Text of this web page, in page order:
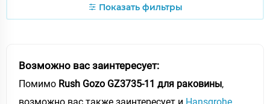
Показать фильтры
Возможно вас заинтересует:
Помимо Rush Gozo GZ3735-11 для раковины,